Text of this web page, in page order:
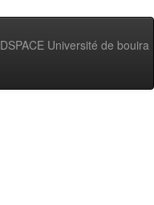
DSPACE Université de bouira